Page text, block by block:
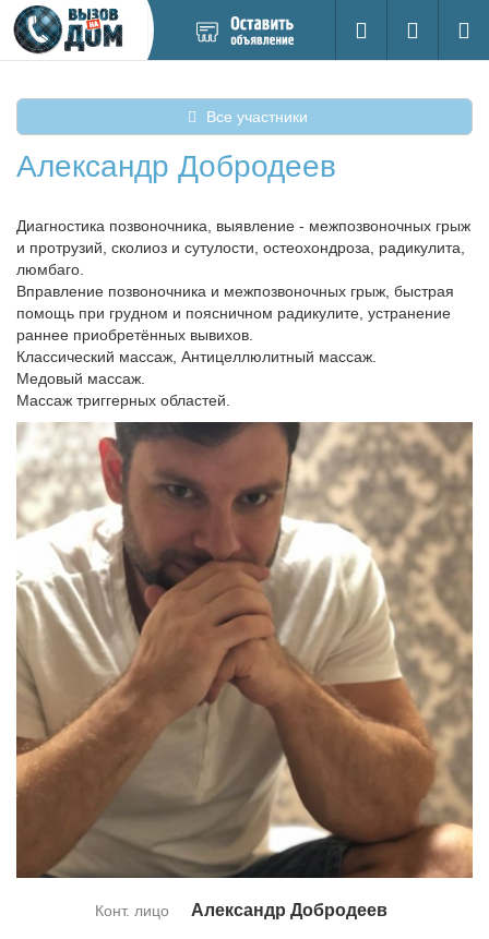
новое
Поиск
Вход на
Все участники
Александр Добродеев
Диагностика позвоночника, выявление - межпозвоночных грыж
и протрузий, сколиоз и сутулости, остеохондроза, радикулита,
люмбаго.
Вправление позвоночника и межпозвоночных грыж, быстрая
помощь при грудном и поясничном радикулите, устранение
раннее приобретённых вывихов.
Классический массаж, Антицеллюлитный массаж.
Медовый массаж.
Массаж триггерных областей.
Конт. лицо Алек­сандр Доб­ро­де­ев